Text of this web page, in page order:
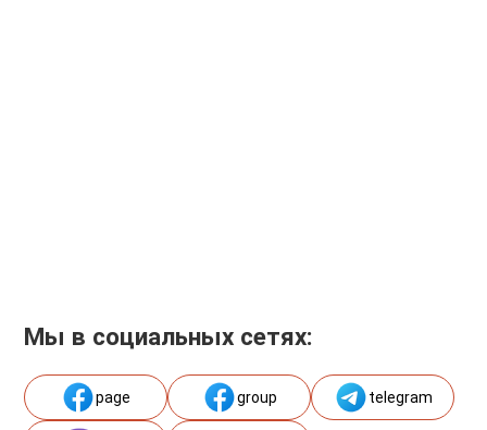
Мы в социальных сетях:
page group telegram